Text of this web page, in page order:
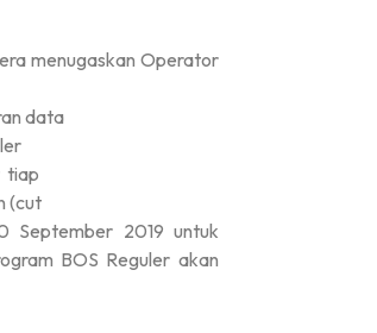
menugaskan Operator
data
tiap
(cut
2019 untuk
BOS Reguler akan
TNI AD
Tingkat : Provinsi Riau